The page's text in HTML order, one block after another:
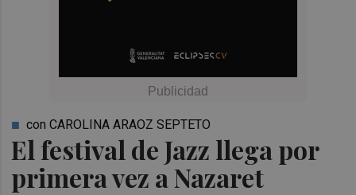
El festival de Jazz llega por
primera vez a Nazaret
con CAROLINA ARAOZ SEPTETO